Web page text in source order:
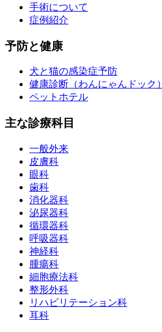
手術について
症例紹介
予防と健康
犬と猫の感染症予防
健康診断（わんにゃんドック）
ペットホテル
主な診療科目
一般外来
皮膚科
眼科
歯科
消化器科
泌尿器科
循環器科
呼吸器科
神経科
腫瘍科
細胞療法科
整形外科
リハビリテーション科
耳科